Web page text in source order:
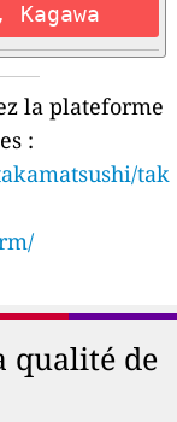
Kagawa
la plateforme
:
tak
qualité de